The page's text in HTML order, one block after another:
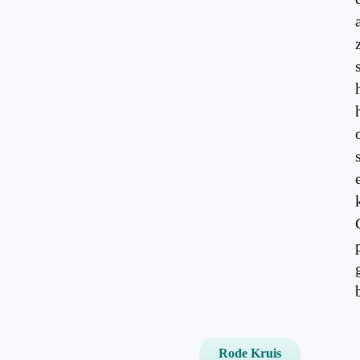
Rode Kruis